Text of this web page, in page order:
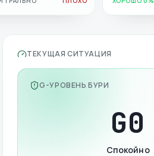
ТЕКУЩАЯ СИТУАЦИЯ
G-УРОВЕНЬ БУРИ
G0
Спокойно